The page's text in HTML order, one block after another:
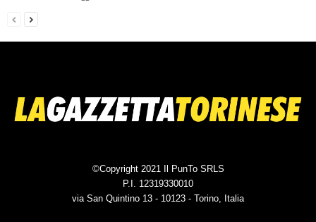
©Copyright 2021 Il PunTo SRLS
P.I. 12319330010
via San Quintino 13 - 10123 - Torino, Italia